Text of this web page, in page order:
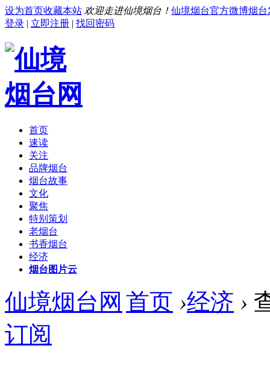
设为首页收藏本站 欢迎走进仙境烟台！ 仙境烟台官方微博烟台
登录 | 立即注册 | 找回密码
首页
速读
关注
品牌烟台
烟台故事
文化
聚焦
特别策划
老烟台
书香烟台
经济
烟台图片云
仙境烟台网 首页 ›经济 ›
订阅